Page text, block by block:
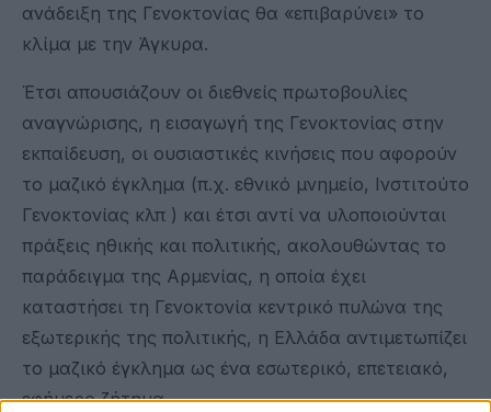
ανάδειξη της Γενοκτονίας θα «επιβαρύνει» το
κλίμα με την Άγκυρα.
Έτσι απουσιάζουν οι διεθνείς πρωτοβουλίες
αναγνώρισης, η εισαγωγή της Γενοκτονίας στην
εκπαίδευση, οι ουσιαστικές κινήσεις που αφορούν
το μαζικό έγκλημα (π.χ. εθνικό μνημείο, Ινστιτούτο
Γενοκτονίας κλπ ) και έτσι αντί να υλοποιούνται
πράξεις ηθικής και πολιτικής, ακολουθώντας το
παράδειγμα της Αρμενίας, η οποία έχει
καταστήσει τη Γενοκτονία κεντρικό πυλώνα της
εξωτερικής της πολιτικής, η Ελλάδα αντιμετωπίζει
το μαζικό έγκλημα ως ένα εσωτερικό, επετειακό,
εφήμερο ζήτημα.